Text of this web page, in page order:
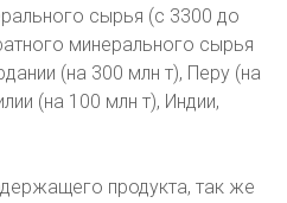
сырья (с 3300 до
минерального сырья
(на 300 млн т), Перу (на
(на 100 млн т), Индии,
продукта, так же